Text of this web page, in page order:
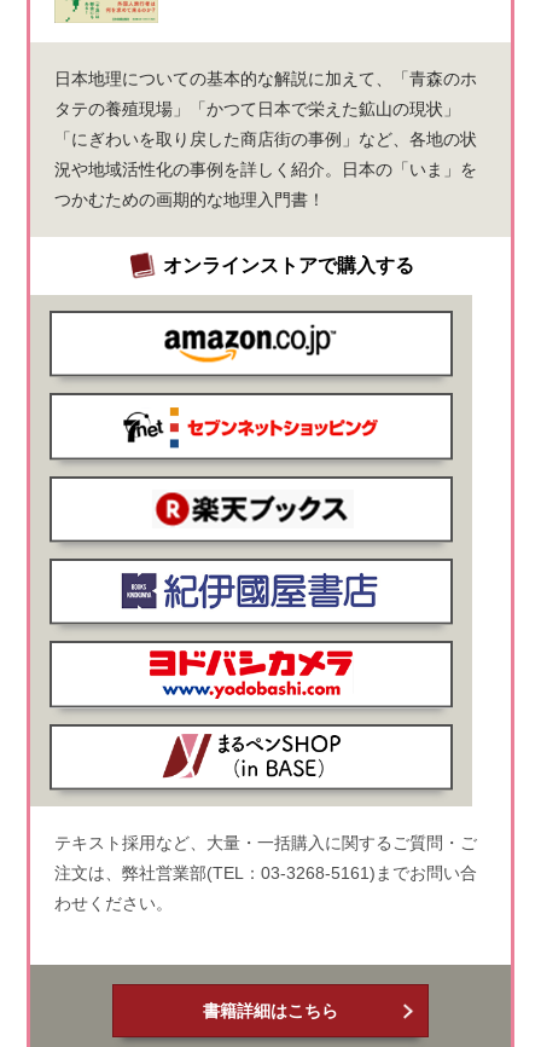
日本地理についての基本的な解説に加えて、「青森のホ
タテの養殖現場」「かつて日本で栄えた鉱山の現状」
「にぎわいを取り戻した商店街の事例」など、各地の状
況や地域活性化の事例を詳しく紹介。日本の「いま」を
つかむための画期的な地理入門書！
オンラインストアで購入する
テキスト採用など、大量・一括購入に関するご質問・ご
注文は、弊社営業部(TEL：03-3268-5161)までお問い合
わせください。
書籍詳細はこちら